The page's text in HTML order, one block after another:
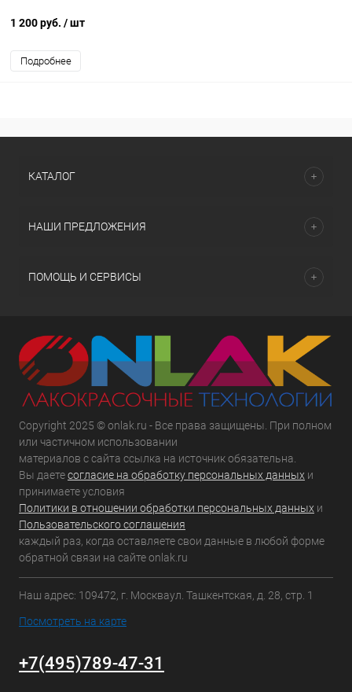
1 200 руб. / шт
Подробнее
КАТАЛОГ
НАШИ ПРЕДЛОЖЕНИЯ
ПОМОЩЬ И СЕРВИСЫ
Copyright 2025 © onlak.ru - Все права защищены. При полном
или частичном использовании
материалов с сайта ссылка на источник обязательна.
Вы даетесогласие на обработку персональных данных и
принимаете условия
Политики в отношении обработки персональных данных и
Пользовательского соглашения
каждый раз, когда оставляете свои данные в любой форме
обратной связи на сайте onlak.ru
Наш адрес: 109472, г. Москваул. Ташкентская, д. 28, стр. 1
Посмотреть на карте
+7(495)789-47-31